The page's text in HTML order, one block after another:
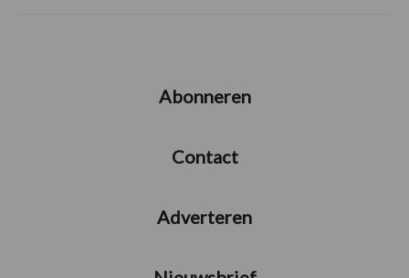
Abonneren
Contact
Adverteren